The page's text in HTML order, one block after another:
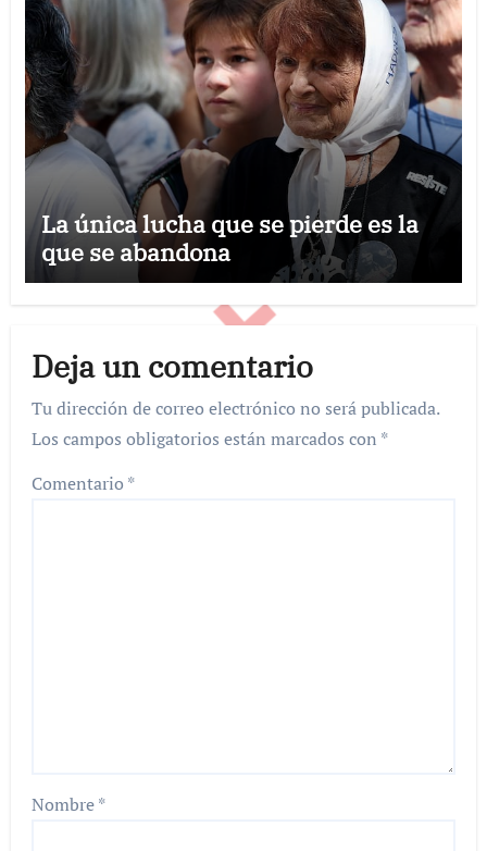
La única lucha que se pierde es la
que se abandona
Deja un comentario
Tu dirección de correo electrónico no será publicada.
Los campos obligatorios están marcados con *
Comentario *
Nombre*